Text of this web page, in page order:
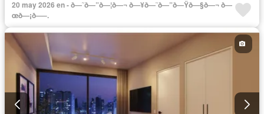
20 may 2026 en - ð—˜ð—”ð—¦ð—¬ ð—¥ð—˜ð—”ð—Ÿð—§ð—¬ ð—
œð—¡ð—–.